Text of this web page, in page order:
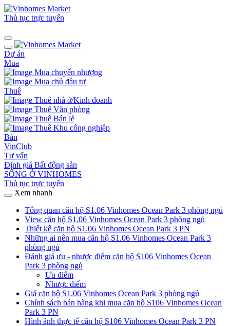
Thủ tục trực tuyến
Dự án
Mua
Mua chuyển nhượng
Mua chủ đầu tư
Thuê
Thuê nhà ở/Kinh doanh
Thuê Văn phòng
Thuê Bán lẻ
Thuê Khu công nghiệp
Bán
VinClub
Tư vấn
Định giá Bất động sản
SỐNG Ở VINHOMES
Thủ tục trực tuyến
Xem nhanh
Tổng quan căn hộ S1.06 Vinhomes Ocean Park 3 phòng ngủ
View căn hộ S1.06 Vinhomes Ocean Park 3 phòng ngủ
Thiết kế căn hộ S1.06 Vinhomes Ocean Park 3 PN
Những ai nên mua căn hộ S1.06 Vinhomes Ocean Park 3
phòng ngủ
Đánh giá ưu - nhược điểm căn hộ S106 Vinhomes Ocean
Park 3 phòng ngủ
Ưu điểm
Nhược điểm
Giá căn hộ S1.06 Vinhomes Ocean Park 3 phòng ngủ
Chính sách bán hàng khi mua căn hộ S106 Vinhomes Ocean
Park 3 PN
Hình ảnh thực tế căn hộ S106 Vinhomes Ocean Park 3 PN